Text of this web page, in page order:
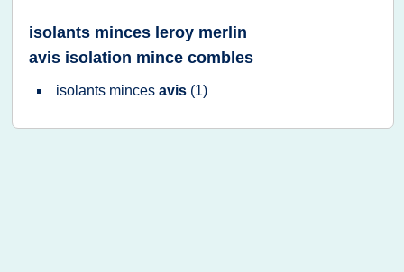
isolants minces leroy merlin
avis isolation mince combles
isolants minces avis (1)